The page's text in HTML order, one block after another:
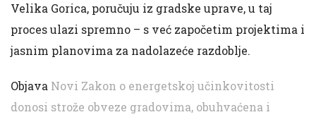
Velika Gorica, poručuju iz gradske uprave, u taj
proces ulazi spremno – s već započetim projektima i
jasnim planovima za nadolazeće razdoblje.
Objava Novi Zakon o energetskoj učinkovitosti
donosi strože obveze gradovima, obuhvaćena i